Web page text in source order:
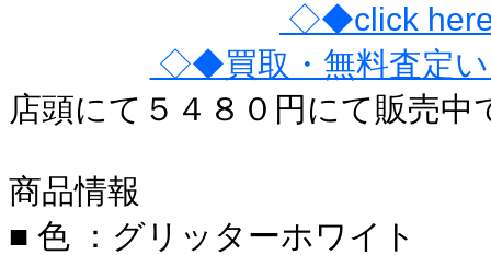
◇◆click
◇◆買取・無料査定
店頭にて５４８０円にて販売中
商品情報
■ 色 ：グリッターホワイト